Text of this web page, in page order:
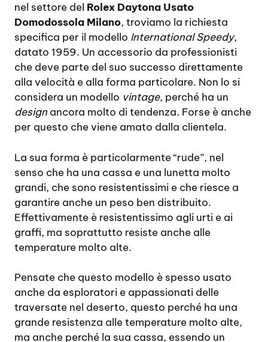
nel settore del Rolex Daytona Usato
Domodossola Milano, troviamo la richiesta
specifica per il modello International Speedy,
datato 1959. Un accessorio da professionisti
che deve parte del suo successo direttamente
alla velocità e alla forma particolare. Non lo si
considera un modello vintage, perché ha un
design ancora molto di tendenza. Forse è anche
per questo che viene amato dalla clientela.
La sua forma è particolarmente “rude”, nel
senso che ha una cassa e una lunetta molto
grandi, che sono resistentissimi e che riesce a
garantire anche un peso ben distribuito.
Effettivamente è resistentissimo agli urti e ai
graffi, ma soprattutto resiste anche alle
temperature molto alte.
Pensate che questo modello è spesso usato
anche da esploratori e appassionati delle
traversate nel deserto, questo perché ha una
grande resistenza alle temperature molto alte,
ma anche perché la sua cassa, essendo un